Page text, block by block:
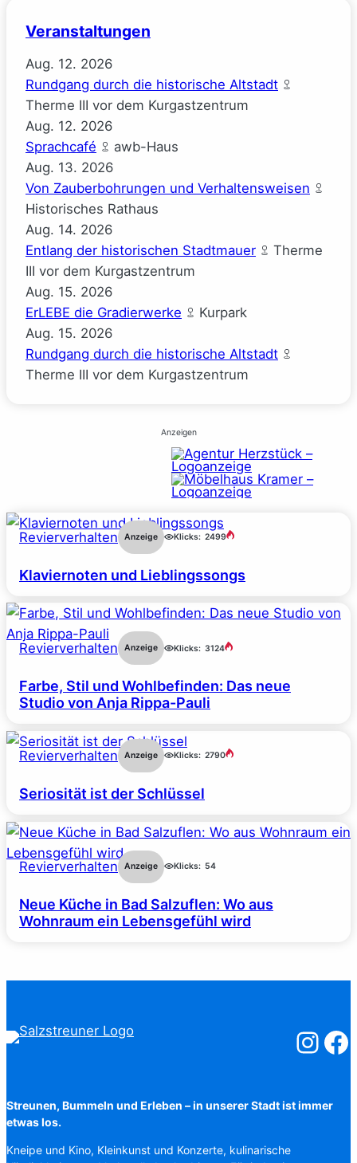
Veranstaltungen
Aug. 12. 2026
Rundgang durch die historische Altstadt
Therme III vor dem Kurgastzentrum
Aug. 12. 2026
Sprachcafé
awb-Haus
Aug. 13. 2026
Von Zauberbohrungen und Verhaltensweisen
Historisches Rathaus
Aug. 14. 2026
Entlang der historischen Stadtmauer
Therme
III vor dem Kurgastzentrum
Aug. 15. 2026
ErLEBE die Gradierwerke
Kurpark
Aug. 15. 2026
Rundgang durch die historische Altstadt
Therme III vor dem Kurgastzentrum
Anzeigen
Revierverhalten Anzeige Klicks: 2499
Klaviernoten und Lieblingssongs
Revierverhalten Anzeige Klicks: 3124
Farbe, Stil und Wohlbefinden: Das neue
Studio von Anja Rippa-Pauli
Revierverhalten Anzeige Klicks: 2790
Seriosität ist der Schlüssel
Revierverhalten Anzeige Klicks: 54
Neue Küche in Bad Salzuflen: Wo aus
Wohnraum ein Lebensgefühl wird
Streunen, Bummeln und Erleben – in unserer Stadt ist immer
etwas los.
Kneipe und Kino, Kleinkunst und Konzerte, kulinarische